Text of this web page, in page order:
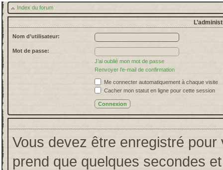
Index du forum
Nom d’utilisateur:
Mot de passe:
J’ai oublié mon mot de passe
Renvoyer l’e-mail de confirmation
Me connecter automatiquement à chaque visite
Cacher mon statut en ligne pour cette session
Vous devez être enregistré pour
prend que quelques secondes